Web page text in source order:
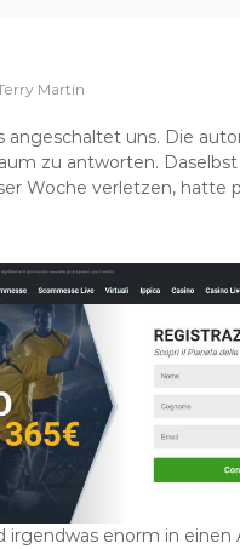
Martin
angeschaltet uns. Die
zu antworten.
Woche verletzen, hatte
irgendwas enorm in einen